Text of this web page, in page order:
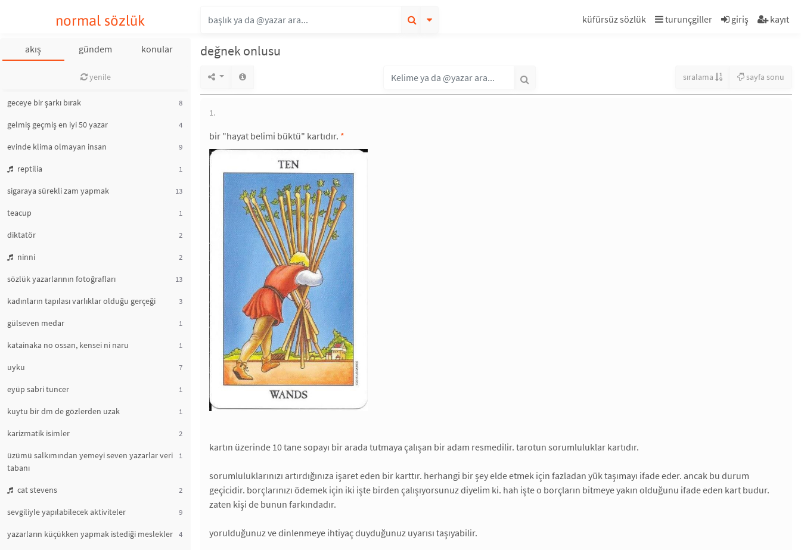
normal sözlük küfürsüz sözlük turunçgiller giriş kayıt
akış gündem konular
yenile
geceye bir şarkı bırak 8
gelmiş geçmiş en iyi 50 yazar 4
evinde klima olmayan insan 9
reptilia 1
sigaraya sürekli zam yapmak 13
teacup 1
diktatör 2
ninni 2
sözlük yazarlarının fotoğrafları 13
kadınların tapılası varlıklar olduğu gerçeği 3
gülseven medar 1
katainaka no ossan, kensei ni naru 1
uyku 7
eyüp sabri tuncer 1
kuytu bir dm de gözlerden uzak 1
karizmatik isimler 2
üzümü salkımından yemeyi seven yazarlar veri
tabanı
1
cat stevens 2
sevgiliyle yapılabilecek aktiviteler 9
yazarların küçükken yapmak istediği meslekler 4
değnek onlusu
sıralama sayfa sonu
1.
bir "hayat belimi büktü" kartıdır. *
kartın üzerinde 10 tane sopayı bir arada tutmaya çalışan bir adam resmedilir. tarotun sorumluluklar kartıdır.
sorumluluklarınızı artırdığınıza işaret eden bir karttır. herhangi bir şey elde etmek için fazladan yük taşımayı ifade eder. ancak bu durum
geçicidir. borçlarınızı ödemek için iki işte birden çalışıyorsunuz diyelim ki. hah işte o borçların bitmeye yakın olduğunu ifade eden kart budur.
zaten kişi de bunun farkındadır.
yorulduğunuz ve dinlenmeye ihtiyaç duyduğunuz uyarısı taşıyabilir.